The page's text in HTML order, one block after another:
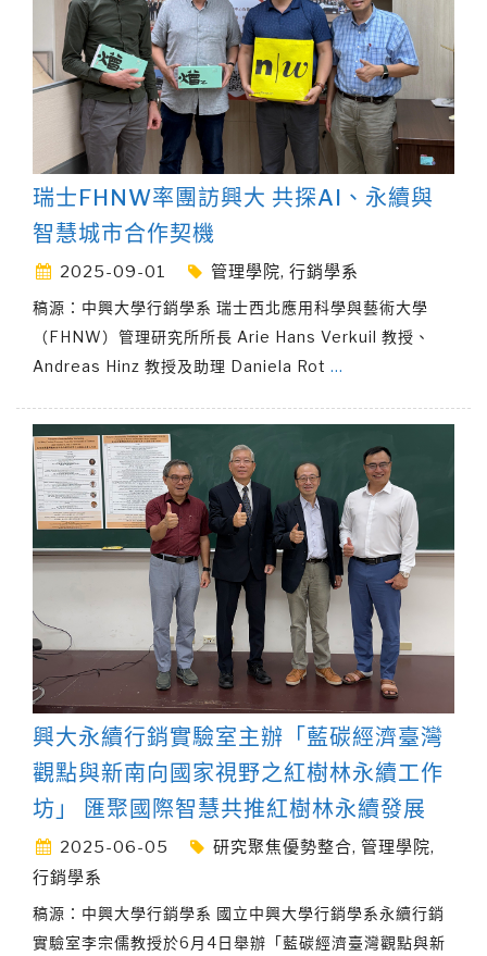
瑞士FHNW率團訪興大 共探AI、永續與
智慧城市合作契機
2025-09-01 管理學院, 行銷學系
稿源：中興大學行銷學系 瑞士西北應用科學與藝術大學
（FHNW）管理研究所所長 Arie Hans Verkuil 教授、
Andreas Hinz 教授及助理 Daniela Rot …
興大永續行銷實驗室主辦「藍碳經濟臺灣
觀點與新南向國家視野之紅樹林永續工作
坊」 匯聚國際智慧共推紅樹林永續發展
2025-06-05 研究聚焦優勢整合, 管理學院,
行銷學系
稿源：中興大學行銷學系 國立中興大學行銷學系永續行銷
實驗室李宗儒教授於6月4日舉辦「藍碳經濟臺灣觀點與新